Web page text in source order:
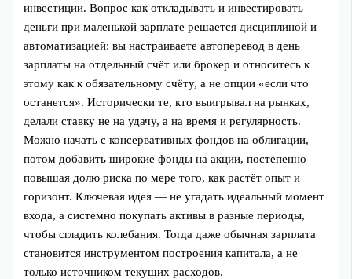
инвестиции. Вопрос как откладывать и инвестировать
деньги при маленькой зарплате решается дисциплиной и
автоматизацией: вы настраиваете автоперевод в день
зарплаты на отдельный счёт или брокер и относитесь к
этому как к обязательному счёту, а не опции «если что
останется». Исторически те, кто выигрывал на рынках,
делали ставку не на удачу, а на время и регулярность.
Можно начать с консервативных фондов на облигации,
потом добавить широкие фонды на акции, постепенно
повышая долю риска по мере того, как растёт опыт и
горизонт. Ключевая идея — не угадать идеальный момент
входа, а системно покупать активы в разные периоды,
чтобы сгладить колебания. Тогда даже обычная зарплата
становится инструментом построения капитала, а не
только источником текущих расходов.